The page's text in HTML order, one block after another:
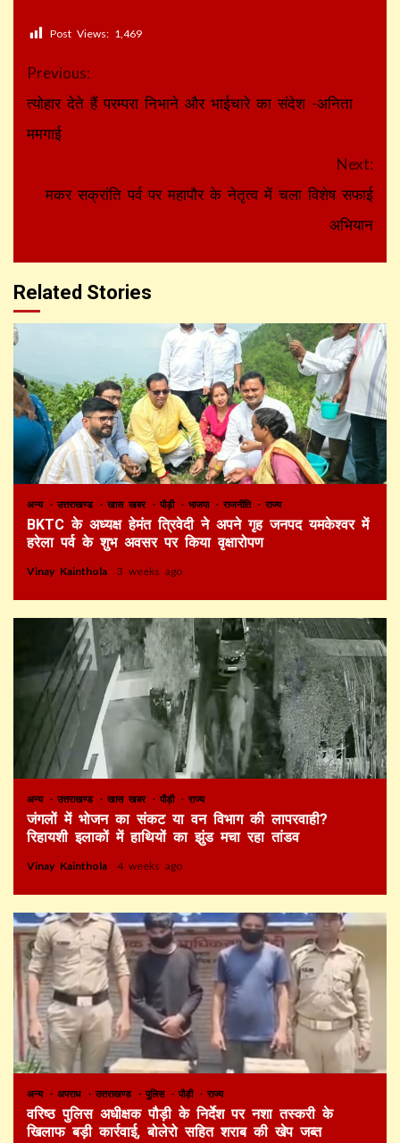
Post Views: 1,469
Continue
Reading
Previous:
त्योहार देते हैं परम्परा निभाने और भाईचारे का संदेश -अनिता
ममगाई
Next:
मकर सक्रांति पर्व पर महापौर के नेतृत्व में चला विशेष सफाई
अभियान
Related Stories
अन्य उत्तराखण्ड खास खबर पौड़ी भाजपा राजनीति राज्य
BKTC के अध्यक्ष हेमंत त्रिवेदी ने अपने गृह जनपद यमकेश्वर में
हरेला पर्व के शुभ अवसर पर किया वृक्षारोपण
Vinay Kainthola 3 weeks ago
अन्य उत्तराखण्ड खास खबर पौड़ी राज्य
जंगलों में भोजन का संकट या वन विभाग की लापरवाही?
रिहायशी इलाकों में हाथियों का झुंड मचा रहा तांडव
Vinay Kainthola 4 weeks ago
अन्य अपराध उत्तराखण्ड पुलिस पौड़ी राज्य
वरिष्ठ पुलिस अधीक्षक पौड़ी के निर्देश पर नशा तस्करी के
खिलाफ बड़ी कार्रवाई, बोलेरो सहित शराब की खेप जब्त